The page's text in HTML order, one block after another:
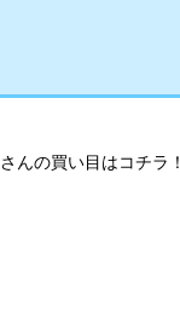
さんの買い目はコチラ！